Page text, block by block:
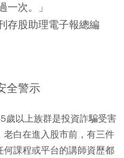
一次。」
股助理電子報總編
全警示
歲以上族群是投資詐騙受害
老白在進入股市前，有三件
課程或平台的講師資歷都